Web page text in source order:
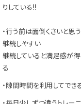
りしている!!
・行う前は面倒くさいと思
継続しやすい
継続していると満足感が
る
・隙間時間を利用してでき